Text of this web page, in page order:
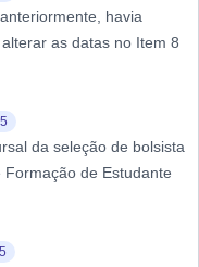
havia
as datas no Item 8
da seleção de bolsista
de Estudante